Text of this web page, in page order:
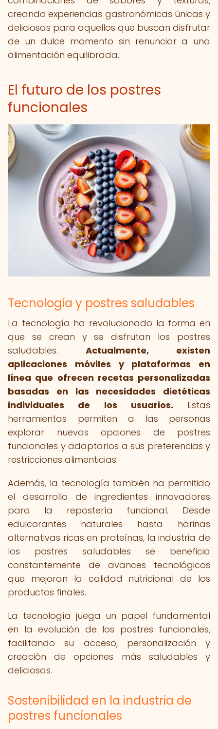
creando experiencias gastronómicas únicas y
deliciosas para aquellos que buscan disfrutar
de un dulce momento sin renunciar a una
alimentación equilibrada.
El futuro de los postres
funcionales
Tecnología y postres saludables
La tecnología ha revolucionado la forma en
que se crean y se disfrutan los postres
saludables. Actualmente, existen
aplicaciones móviles y plataformas en
línea que ofrecen recetas personalizadas
basadas en las necesidades dietéticas
individuales de los usuarios. Estas
herramientas permiten a las personas
explorar nuevas opciones de postres
funcionales y adaptarlos a sus preferencias y
restricciones alimenticias.
Además, la tecnología también ha permitido
el desarrollo de ingredientes innovadores
para la repostería funcional. Desde
edulcorantes naturales hasta harinas
alternativas ricas en proteínas, la industria de
los postres saludables se beneficia
constantemente de avances tecnológicos
que mejoran la calidad nutricional de los
productos finales.
La tecnología juega un papel fundamental
en la evolución de los postres funcionales,
facilitando su acceso, personalización y
creación de opciones más saludables y
deliciosas.
Sostenibilidad en la industria de
postres funcionales